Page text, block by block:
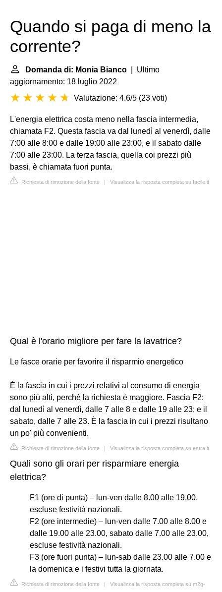
Quando si paga di meno la
corrente?
Domanda di: Monia Bianco | Ultimo
aggiornamento: 18 luglio 2022
Valutazione: 4.6/5 (23 voti)
L'energia elettrica costa meno nella fascia intermedia,
chiamata F2. Questa fascia va dal lunedì al venerdì, dalle
7:00 alle 8:00 e dalle 19:00 alle 23:00, e il sabato dalle
7:00 alle 23:00. La terza fascia, quella coi prezzi più
bassi, è chiamata fuori punta.
Richiesta di rimozione della fonte | Visualizza la risposta completa su facile.it
Qual è l'orario migliore per fare la lavatrice?
Le fasce orarie per favorire il risparmio energetico
È la fascia in cui i prezzi relativi al consumo di energia
sono più alti, perché la richiesta è maggiore. Fascia F2:
dal lunedì al venerdì, dalle 7 alle 8 e dalle 19 alle 23; e il
sabato, dalle 7 alle 23. È la fascia in cui i prezzi risultano
un po' più convenienti.
Richiesta di rimozione della fonte | Visualizza la risposta completa su estra.it
Quali sono gli orari per risparmiare energia
elettrica?
F1 (ore di punta) – lun-ven dalle 8.00 alle 19.00,
escluse festività nazionali.
F2 (ore intermedie) – lun-ven dalle 7.00 alle 8.00 e
dalle 19.00 alle 23.00, sabato dalle 7.00 alle 23.00,
escluse festività nazionali.
F3 (ore fuori punta) – lun-sab dalle 23.00 alle 7.00 e
la domenica e i festivi tutta la giornata.
Richiesta di rimozione della fonte | Visualizza la risposta completa su m2g-